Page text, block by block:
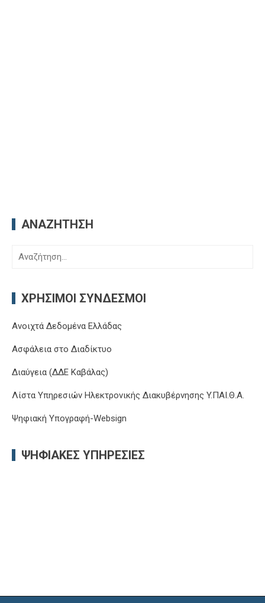
ΑΝΑΖΉΤΗΣΗ
Αναζήτηση
ΧΡΉΣΙΜΟΙ ΣΎΝΔΕΣΜΟΙ
Ανοιχτά Δεδομένα Ελλάδας
Ασφάλεια στο Διαδίκτυο
Διαύγεια (ΔΔΕ Καβάλας)
Λίστα Υπηρεσιών Ηλεκτρονικής Διακυβέρνησης Y.ΠΑΙ.Θ.Α.
Ψηφιακή Υπογραφή-Websign
ΨΗΦΙΑΚΈΣ ΥΠΗΡΕΣΊΕΣ